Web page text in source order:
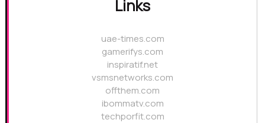
Links
uae-times.com
gamerifys.com
inspiratif.net
vsmsnetworks.com
offthem.com
ibommatv.com
techporfit.com